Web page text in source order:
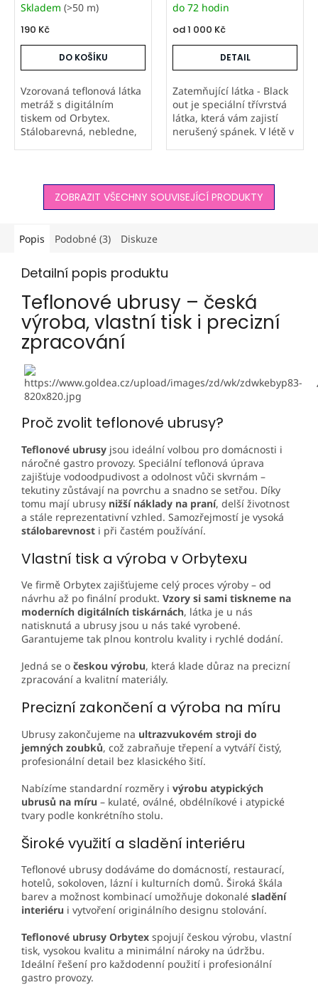
Skladem (>50 m)
190 Kč
DO KOŠÍKU
Vzorovaná teflonová látka
metráž s digitálním
tiskem od Orbytex.
Stálobarevná, nebledne,
firemních log. Ideální na
ubrusy,...
do 72 hodin
od1 000 Kč
DETAIL
Zatemňující látka - Black
out je speciální třívrstvá
látka, která vám zajistí
nerušený spánek. V létě v
tepla. Závěsy z této...
ZOBRAZIT VŠECHNY SOUVISEJÍCÍ PRODUKTY
Popis Podobné (3) Diskuze
Detailní popis produktu
Teflonové ubrusy – česká
výroba, vlastní tisk i precizní
zpracování
Proč zvolit teflonové ubrusy?
Teflonové ubrusy jsou ideální volbou pro domácnosti i
náročné gastro provozy. Speciální teflonová úprava
zajišťuje vodoodpudivost a odolnost vůči skvrnám –
tekutiny zůstávají na povrchu a snadno se setřou. Díky
tomu mají ubrusy nižší náklady na praní, delší životnost
a stále reprezentativní vzhled. Samozřejmostí je vysoká
stálobarevnost i při častém používání.
Vlastní tisk a výroba v Orbytexu
Ve firmě Orbytex zajišťujeme celý proces výroby – od
návrhu až po finální produkt. Vzory si sami tiskneme na
moderních digitálních tiskárnách, látka je u nás
natisknutá a ubrusy jsou u nás také vyrobené.
Garantujeme tak plnou kontrolu kvality i rychlé dodání.
Jedná se o českou výrobu, která klade důraz na precizní
zpracování a kvalitní materiály.
Precizní zakončení a výroba na míru
Ubrusy zakončujeme na ultrazvukovém stroji do
jemných zoubků, což zabraňuje třepení a vytváří čistý,
profesionální detail bez klasického šití.
Nabízíme standardní rozměry i výrobu atypických
ubrusů na míru – kulaté, oválné, obdélníkové i atypické
tvary podle konkrétního stolu.
Široké využití a sladění interiéru
Teflonové ubrusy dodáváme do domácností, restaurací,
hotelů, sokoloven, lázní i kulturních domů. Široká škála
barev a možnost kombinací umožňuje dokonalé sladění
interiéru i vytvoření originálního designu stolování.
Teflonové ubrusy Orbytex spojují českou výrobu, vlastní
tisk, vysokou kvalitu a minimální nároky na údržbu.
Ideální řešení pro každodenní použití i profesionální
gastro provozy.